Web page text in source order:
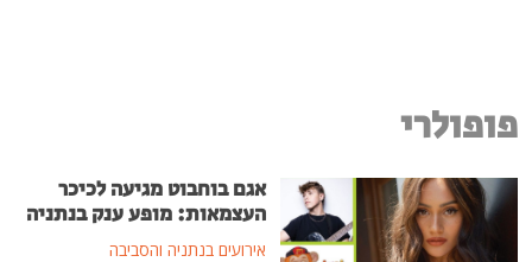
פופולרי
אגם בוחבוט מגיעה לכיכר
העצמאות: מופע ענק בנתניה
אירועים בנתניה והסביבה